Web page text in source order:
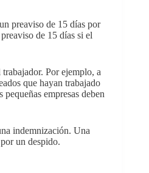
preaviso de 15 días por
de 15 días si el
Por ejemplo, a
que hayan trabajado
empresas deben
indemnización. Una
un despido.